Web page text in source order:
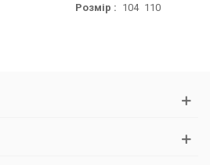
Розмір : 104 110